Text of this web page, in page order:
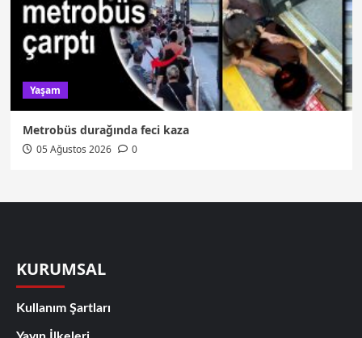
Yaşam
Metrobüs durağında feci kaza
05 Ağustos 2026 0
KURUMSAL
Kullanım Şartları